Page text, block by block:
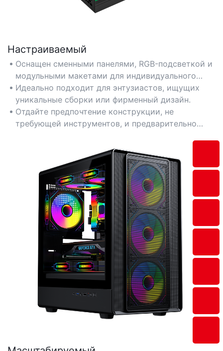
Настраиваемый
Оснащен сменными панелями, RGB-подсветкой и
модульными макетами для индивидуального
оформления.
Идеально подходит для энтузиастов, ищущих
уникальные сборки или фирменный дизайн.
Отдайте предпочтение конструкции, не
требующей инструментов, и предварительно
установки компонентов.